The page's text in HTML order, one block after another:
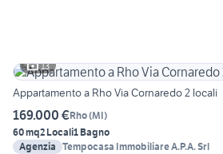
13
Appartamento a Rho Via Cornaredo 2 locali
169.000 €Rho(MI)
60 mq2 Locali1 Bagno
Agenzia Tempocasa Immobiliare A.P.A. Srl